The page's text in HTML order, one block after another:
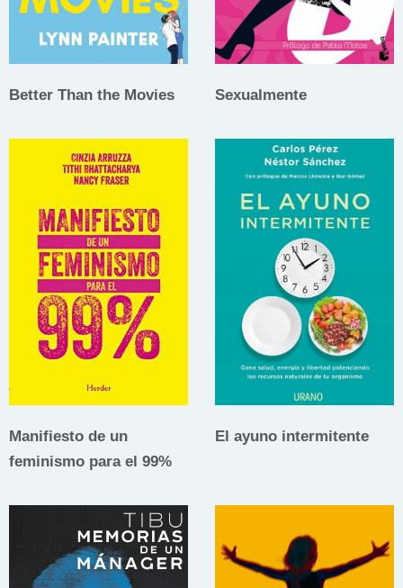
Better Than the Movies Sexualmente
Manifiesto de un
feminismo para el 99%
El ayuno intermitente